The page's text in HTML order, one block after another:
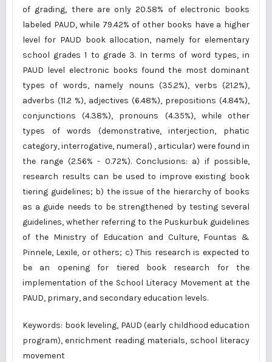
of grading, there are only 20.58% of electronic books
labeled PAUD, while 79.42% of other books have a higher
level for PAUD book allocation, namely for elementary
school grades 1 to grade 3. In terms of word types, in
PAUD level electronic books found the most dominant
types of words, namely nouns (35.2%), verbs (21.2%),
adverbs (11.2 %), adjectives (6.48%), prepositions (4.84%),
conjunctions (4.38%), pronouns (4.35%), while other
types of words (demonstrative, interjection, phatic
category, interrogative, numeral) , articular) were found in
the range (2.56% - 0.72%). Conclusions: a) if possible,
research results can be used to improve existing book
tiering guidelines; b) the issue of the hierarchy of books
as a guide needs to be strengthened by testing several
guidelines, whether referring to the Puskurbuk guidelines
of the Ministry of Education and Culture, Fountas &
Pinnele, Lexile, or others; c) This research is expected to
be an opening for tiered book research for the
implementation of the School Literacy Movement at the
PAUD, primary, and secondary education levels.
Keywords: book leveling, PAUD (early childhood education
program), enrichment reading materials, school literacy
movement